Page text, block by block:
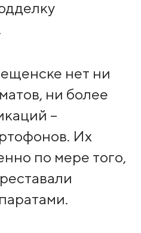
нет ни
ни более
–
Их
по мере того,